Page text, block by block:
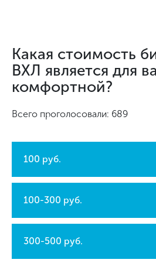
Какая стоимость
ВХЛ является для
комфортной?
Всего проголосовали: 689
100 руб.
100-300 руб.
300-500 руб.